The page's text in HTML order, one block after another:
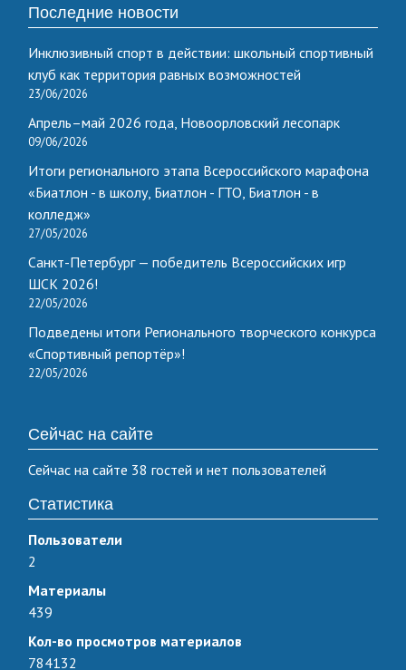
Последние новости
Инклюзивный спорт в действии: школьный спортивный
клуб как территория равных возможностей
23/06/2026
Апрель–май 2026 года, Новоорловский лесопарк
09/06/2026
Итоги регионального этапа Всероссийского марафона
«Биатлон - в школу, Биатлон - ГТО, Биатлон - в
колледж»
27/05/2026
Санкт-Петербург — победитель Всероссийских игр
ШСК 2026!
22/05/2026
Подведены итоги Регионального творческого конкурса
«Спортивный репортёр»!
22/05/2026
Сейчас на сайте
Сейчас на сайте 38 гостей и нет пользователей
Статистика
Пользователи
2
Материалы
439
Кол-во просмотров материалов
784132